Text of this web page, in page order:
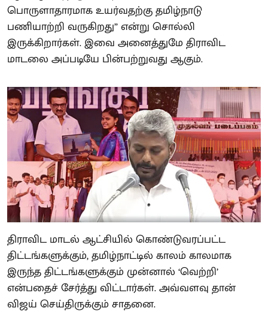
பொருளாதாரமாக உயர்வதற்கு தமிழ்நாடு
பணியாற்றி வருகிறது” என்று சொல்லி
இருக்கிறார்கள். இவை அனைத்துமே திராவிட
மாடலை அப்படியே பின்பற்றுவது ஆகும்.
திராவிட மாடல் ஆட்சியில் கொண்டுவரப்பட்ட
திட்டங்களுக்கும், தமிழ்நாட்டில் காலம் காலமாக
இருந்த திட்டங்களுக்கும் முன்னால் ‘வெற்றி’
என்பதைச் சேர்த்து விட்டார்கள். அவ்வளவு தான்
விஜய் செய்திருக்கும் சாதனை.